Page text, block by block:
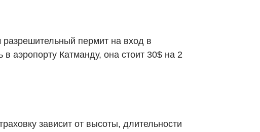
пермит на вход в
аэропорту Катманду, она стоит 30$ на 2
зависит от высоты, длительности